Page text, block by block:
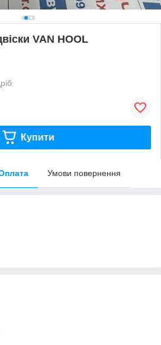
VAN HOOL
Купити
Умови повернення